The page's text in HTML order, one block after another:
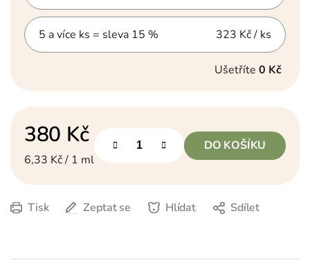
5 a více ks = sleva 15 % 323 Kč/ ks
Ušetříte 0 Kč
380 Kč
Měrná cena:
6,33 Kč / 1 ml
DO KOŠÍKU
Tisk Zeptat se Hlídat Sdílet